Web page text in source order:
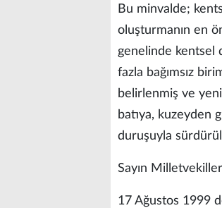
Bu minvalde;
oluşturmanın en
genelinde kentsel
fazla bağımsız
belirlenmiş ve yeni
batıya, kuzeyden
duruşuyla
Sayın
17 Ağustos 1999